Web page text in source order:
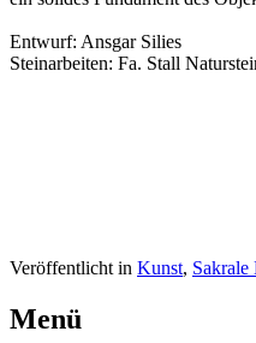
Entwurf: Ansgar Silies
Steinarbeiten: Fa. Stall
Veröffentlicht in Kunst, Sakrale
Navigation
//
Bodemschatten
Klein-
Amerika
Menü